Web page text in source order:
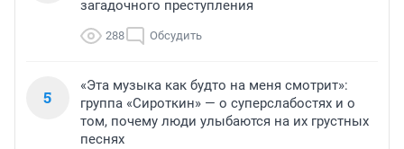
загадочного преступления
288 Обсудить
5
«Эта музыка как будто на меня смотрит»:
группа «Сироткин» — о суперслабостях и о
том, почему люди улыбаются на их грустных
песнях